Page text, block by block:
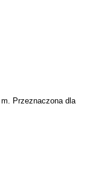
Przeznaczona dla